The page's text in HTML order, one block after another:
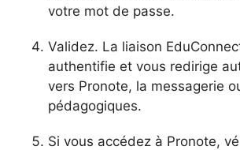
votre mot de passe.
Validez. La liaison
authentifie et vous redirige
vers Pronote, la messagerie
pédagogiques.
Si vous accédez à Pronote,